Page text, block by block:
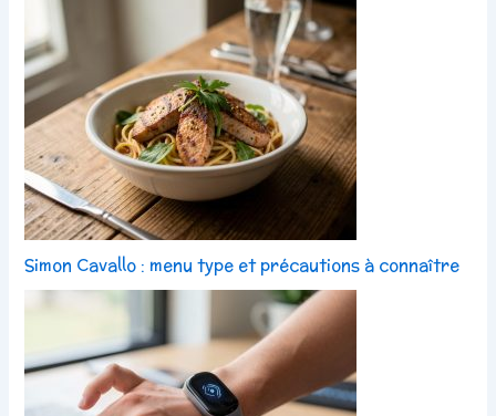
Simon Cavallo : menu type et précautions à connaître